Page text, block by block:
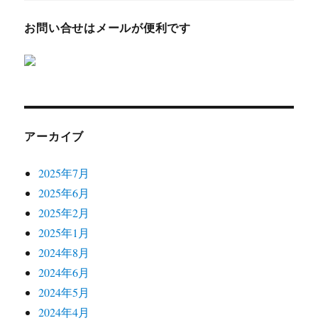
お問い合せはメールが便利です
アーカイブ
2025年7月
2025年6月
2025年2月
2025年1月
2024年8月
2024年6月
2024年5月
2024年4月